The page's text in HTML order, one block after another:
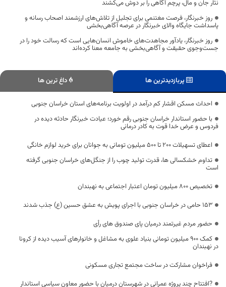
نثار جان و مال، پرچم آگاهی را بر دوش می‌کشند
روز خبرنگار، فرصت مغتنمی برای تجلیل از تلاش‌های ارزشمند اصحاب رسانه و
پاسداشت جایگاه والای خبرنگار در عرصه آگاهی‌بخشی
روز خبرنگار، یادآور مجاهدت‌های خاموش انسان‌هایی است که رسالت خود را در
جست‌وجوی حقیقت و آگاهی‌بخشی به جامعه معنا کرده‌اند
پربازدیدترین ها داغ ترین ها
احداث مسکن اقشار کم درآمد در اولویت برنامه‌های استان خراسان جنوبی
با حضور استاندار خراسان جنوبی رقم خورد؛ عیادت خبرنگار حادثه دیده در
فردوس و عرض خدا قوت به کادر درمانی
اعطای تسهیلات ۲۰۰ تا ۵۰۰ میلیون تومانی به جوانان برای خرید لوازم خانگی
تداوم خشکسالی ها، قدرت تولید چوب را از جنگل‌های خراسان جنوبی گرفته
است
تخصیص ۸۰۰ میلیون تومان اعتبار اجتماعی به نهبندان
۱۵۳ حامی در خراسان جنوبی با اجرای پویش به عشق حسین (ع) جذب شدند
حضور مردم غیرتمند درمیان پای صندوق های رأی
کمک 900 میلیون تومانی بنیاد علوی به مشاغل و خانوارهای آسیب دیده از کرونا
در نهبندان
فراخوان مشارکت در ساخت مجتمع تجاری مسکونی
?افتتاح چند پروژه عمرانی در شهرستان درمیان با حضور معاون سیاسی استاندار